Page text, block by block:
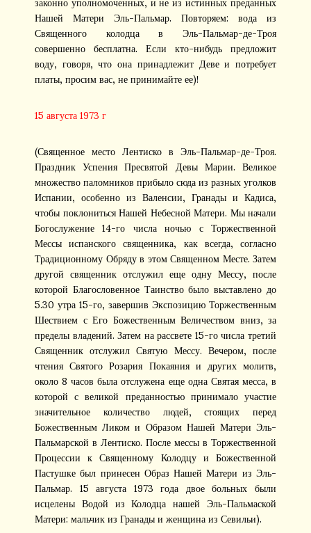
Нашей Матери Эль-Пальмар. Повторяем: вода из
Священного колодца в Эль-Пальмар-де-Троя
совершенно бесплатна. Если кто-нибудь предложит
воду, говоря, что она принадлежит Деве и потребует
платы, просим вас, не принимайте ее)!
15 августа 1973 г
(Священное место Лентиско в Эль-Пальмар-де-Троя.
Праздник Успения Пресвятой Девы Марии. Великое
множество паломников прибыло сюда из разных уголков
Испании, особенно из Валенсии, Гранады и Кадиса,
чтобы поклониться Нашей Небесной Матери. Мы начали
Богослужение 14-го числа ночью с Торжественной
Мессы испанского священника, как всегда, согласно
Традиционному Обряду в этом Священном Месте. Затем
другой священник отслужил еще одну Мессу, после
которой Благословенное Таинство было выставлено до
5.30 утра 15-го, завершив Экспозицию Торжественным
Шествием с Его Божественным Величеством вниз, за
пределы владений. Затем на рассвете 15-го числа третий
Священник отслужил Святую Мессу. Вечером, после
чтения Святого Розария Покаяния и других молитв,
около 8 часов была отслужена еще одна Святая месса, в
которой с великой преданностью принимало участие
значительное количество людей, стоящих перед
Божественным Ликом и Образом Нашей Матери Эль-
Пальмарской в Лентиско. После мессы в Торжественной
Процессии к Священному Колодцу и Божественной
Пастушке был принесен Образ Нашей Матери из Эль-
Пальмар. 15 августа 1973 года двое больных были
исцелены Водой из Колодца нашей Эль-Пальмаской
Матери: мальчик из Гранады и женщина из Севильи).